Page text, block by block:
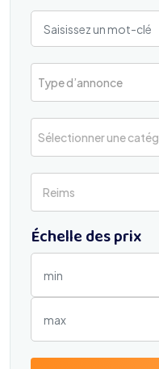
Type d’annonce
Sélectionner une
Reims
Échelle des prix